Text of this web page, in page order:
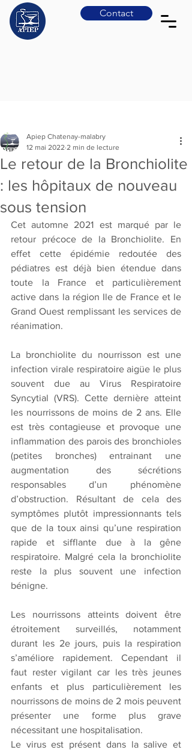
Contact
Le retour de la Bronchiolite
: les hôpitaux de nouveau
sous tension
Apiep Chatenay-malabry
12 mai 2022 2 min de lecture
Cet automne 2021 est marqué par le
retour précoce de la Bronchiolite. En
effet cette épidémie redoutée des
pédiatres est déjà bien étendue dans
toute la France et particulièrement
active dans la région Ile de France et le
Grand Ouest remplissant les services de
réanimation.
La bronchiolite du nourrisson est une
infection virale respiratoire aigüe le plus
souvent due au Virus Respiratoire
Syncytial (VRS). Cette dernière atteint
les nourrissons de moins de 2 ans. Elle
est très contagieuse et provoque une
inflammation des parois des bronchioles
(petites bronches) entrainant une
augmentation des sécrétions
responsables d’un phénomène
d’obstruction. Résultant de cela des
symptômes plutôt impressionnants tels
que de la toux ainsi qu’une respiration
rapide et sifflante due à la gêne
respiratoire. Malgré cela la bronchiolite
reste la plus souvent une infection
bénigne.
Les nourrissons atteints doivent être
étroitement surveillés, notamment
durant les 2e jours, puis la respiration
s’améliore rapidement. Cependant il
faut rester vigilant car les très jeunes
enfants et plus particulièrement les
nourrissons de moins de 2 mois peuvent
présenter une forme plus grave
nécessitant une hospitalisation.
Le virus est présent dans la salive et